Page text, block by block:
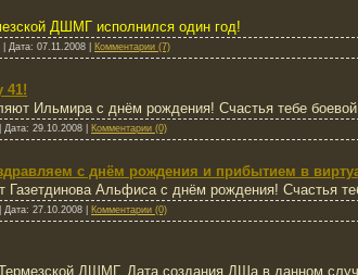
ДШМГ исполнился один год!
Дата: 07.11.2008 Комментарии (7)
41!
Ильмира с днём рождения! Счастья тебе боевой
Дата: 29.10.2008 Комментарии (0)
с днём рождения и прибытием в
Альфиса с днём рождения! Счастья
Дата: 27.10.2008 Комментарии (0)
ДШМГ. Дата создания ДШа в данном